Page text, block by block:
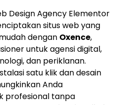
Design Agency Elementor
situs web yang
dengan Oxence,
untuk agensi digital,
dan periklanan.
satu klik dan desain
Anda
profesional tanpa